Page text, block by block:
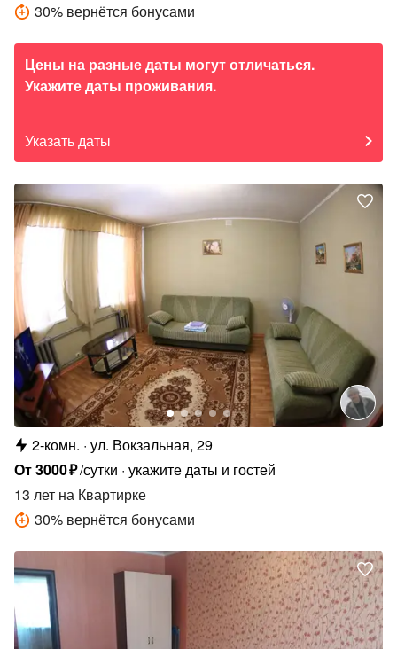
30% вернётся бонусами
Цены на разные даты могут отличаться.
Укажите даты проживания.
Указать даты
2-комн. ул. Вокзальная, 29
От3000₽/сутки укажите даты и гостей
13 лет на Квартирке
30% вернётся бонусами